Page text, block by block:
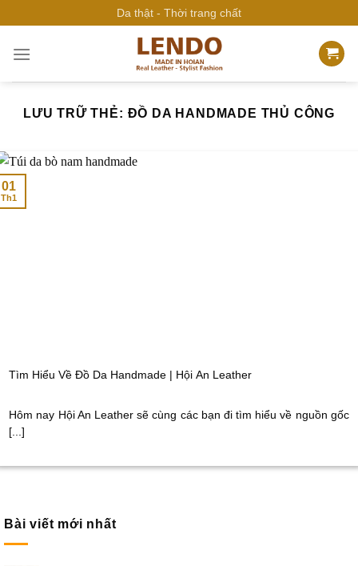
qua
nội
Da thật - Thời trang chất
LƯU TRỮ THẺ: ĐỒ DA HANDMADE THỦ CÔNG
Tìm Hiểu Về Đồ Da Handmade | Hội An Leather
Hôm nay Hội An Leather sẽ cùng các bạn đi tìm hiểu về nguồn gốc
[...]
01
Th1
Bài viết mới nhất